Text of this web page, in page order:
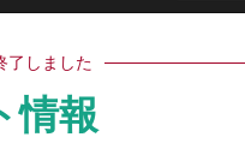
了しました
情報